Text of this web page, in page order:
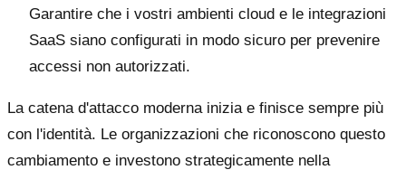
Garantire che i vostri ambienti cloud e le integrazioni
SaaS siano configurati in modo sicuro per prevenire
accessi non autorizzati.
La catena d'attacco moderna inizia e finisce sempre più
con l'identità. Le organizzazioni che riconoscono questo
cambiamento e investono strategicamente nella